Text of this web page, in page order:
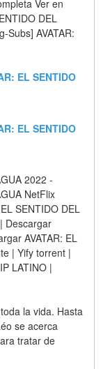
Ver en
DEL
Subs] AVATAR:
EL SENTIDO
EL SENTIDO
2022 -
NetFlix
SENTIDO DEL
Descargar
AVATAR: EL
| Yify torrent |
LATINO |
la vida. Hasta
se acerca
tratar de